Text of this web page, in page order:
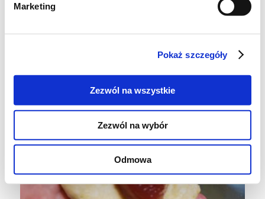
Marketing
Pokaż szczegóły
Zezwól na wszystkie
Zezwól na wybór
Odmowa